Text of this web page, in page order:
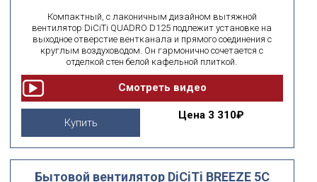
Компактный, с лаконичным дизайном вытяжной
вентилятор DiCiTi QUADRO D125 подлежит установке на
выходное отверстие вентканала и прямого соединения с
круглым воздуховодом. Он гармонично сочетается с
отделкой стен белой кафельной плиткой.
Купить
Цена 3 310₽
Бытовой вентилятор DiCiTi BREEZE 5C